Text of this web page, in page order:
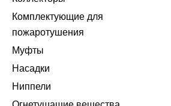
Комплектующие для
пожаротушения
Муфты
Насадки
Ниппели